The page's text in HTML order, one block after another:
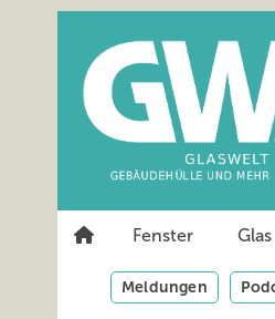
Fenster Glas
Meldungen